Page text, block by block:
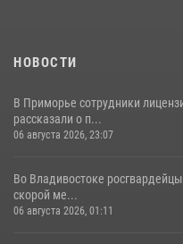
НОВОСТИ
В Приморье сотрудники
рассказали о п...
06 августа 2026, 23:07
Во Владивостоке
скорой ме...
06 августа 2026, 01:11